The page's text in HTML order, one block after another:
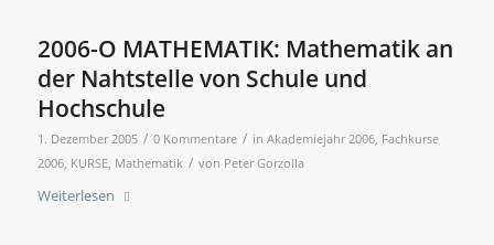
2006-O MATHEMATIK: Mathematik an
der Nahtstelle von Schule und
Hochschule
1. Dezember 2005 / 0 Kommentare / in Akademiejahr 2006, Fachkurse
2006, KURSE, Mathematik / von Peter Gorzolla
Weiterlesen